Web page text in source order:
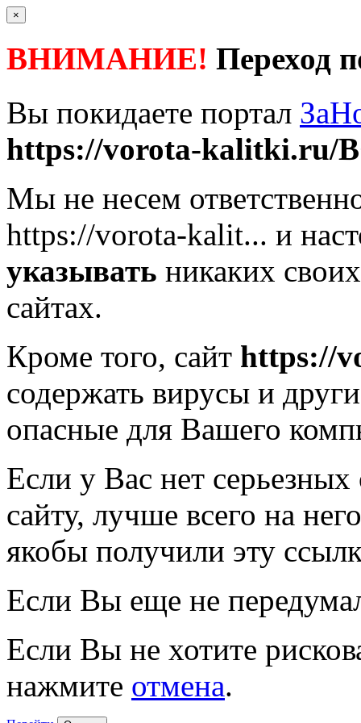
×
ВНИМАНИЕ! Переход
Вы покидаете портал
https://vorota-kalitki.ru/
Мы не несем
https://vorota-kalit... и
указывать никаких
сайтах.
Кроме того, сайт https://
содержать вирусы и
опасные для Вашего
Если у Вас нет
сайту, лучше всего на
якобы получили эту
Если Вы еще не
Если Вы не хотите
нажмите отмена.